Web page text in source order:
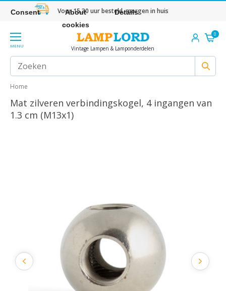
Voor 15.30 uur besteld, morgen in huis
MENU Vintage Lampen & Lamponderdelen
0
Home
Mat zilveren verbindingskogel, 4 ingangen van
1.3 cm (M13x1)
Consent
About
cookies
Details